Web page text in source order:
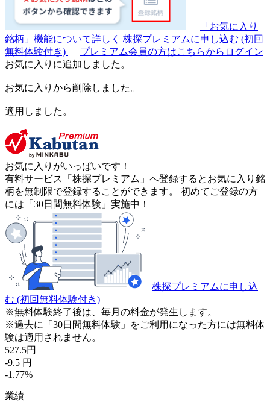
「お気に入り
銘柄」機能について詳しく 株探プレミアムに申し込む (初回
無料体験付き)
プレミアム会員の方はこちらからログイン
お気に入りに追加しました。
お気に入りから削除しました。
適用しました。
お気に入りがいっぱいです！
有料サービス「株探プレミアム」へ登録するとお気に入り銘
柄を無制限で登録することができます。 初めてご登録の方
には「30日間無料体験」実施中！
株探プレミアムに申し込
む (初回無料体験付き)
※無料体験終了後は、毎月の料金が発生します。
※過去に「30日間無料体験」をご利用になった方には無料体
験は適用されません。
527.5円
-9.5 円
-1.77%
業績